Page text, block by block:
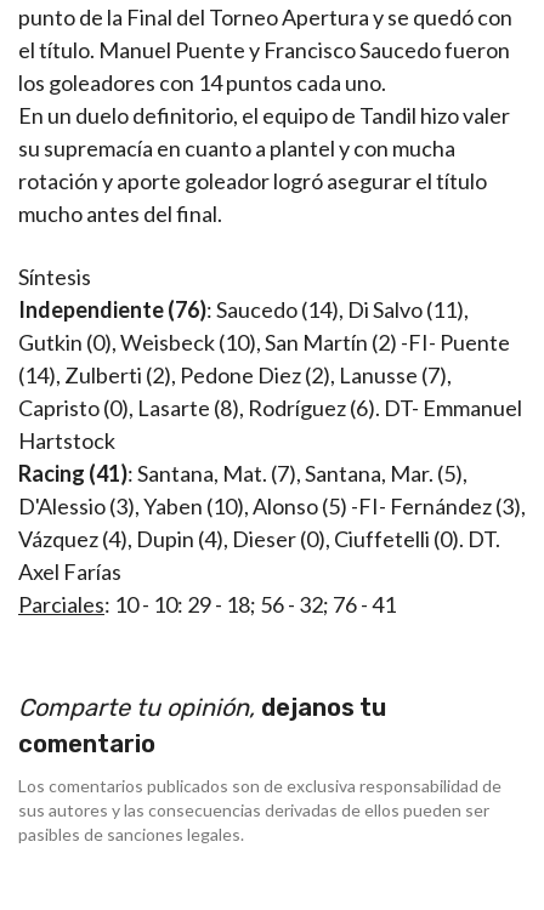
punto de la Final del Torneo Apertura y se quedó con
el título. Manuel Puente y Francisco Saucedo fueron
los goleadores con 14 puntos cada uno.
En un duelo definitorio, el equipo de Tandil hizo valer
su supremacía en cuanto a plantel y con mucha
rotación y aporte goleador logró asegurar el título
mucho antes del final.
Síntesis
Independiente (76): Saucedo (14), Di Salvo (11),
Gutkin (0), Weisbeck (10), San Martín (2) -FI- Puente
(14), Zulberti (2), Pedone Diez (2), Lanusse (7),
Capristo (0), Lasarte (8), Rodríguez (6). DT- Emmanuel
Hartstock
Racing (41): Santana, Mat. (7), Santana, Mar. (5),
D'Alessio (3), Yaben (10), Alonso (5) -FI- Fernández (3),
Vázquez (4), Dupin (4), Dieser (0), Ciuffetelli (0). DT.
Axel Farías
Parciales: 10 - 10: 29 - 18; 56 - 32; 76 - 41
Comparte tu opinión, dejanos tu
comentario
Los comentarios publicados son de exclusiva responsabilidad de
sus autores y las consecuencias derivadas de ellos pueden ser
pasibles de sanciones legales.